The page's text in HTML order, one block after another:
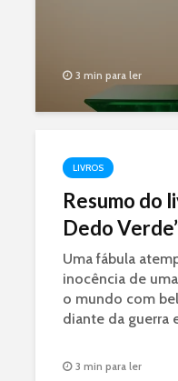
3 min para ler
LIVROS
Resumo do
Dedo
Uma fábula
inocência de
o mundo com
diante da guerra
3 min para ler